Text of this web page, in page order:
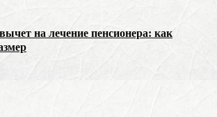
на лечение пенсионера: как